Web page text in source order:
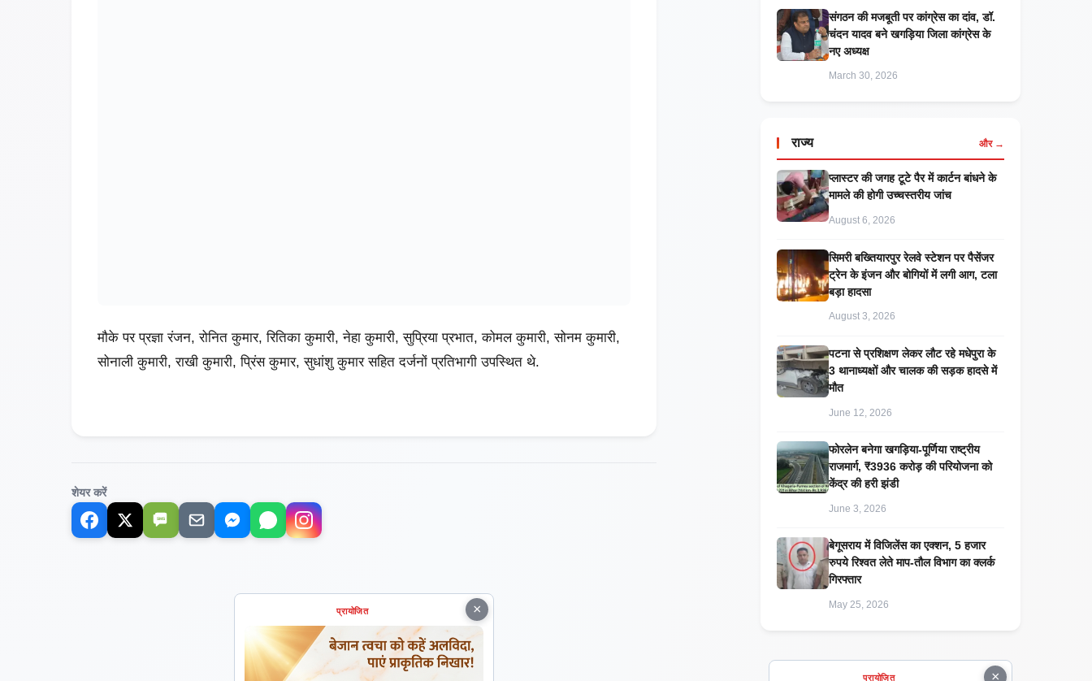
मौके पर प्रज्ञा रंजन, रोनित कुमार, रितिका कुमारी, नेहा कुमारी, सुप्रिया प्रभात, कोमल कुमारी, सोनम कुमारी,
सोनाली कुमारी, राखी कुमारी, प्रिंस कुमार, सुधांशु कुमार सहित दर्जनों प्रतिभागी उपस्थित थे.
शेयर करें
SMS
×
प्रायोजित
संगठन की मजबूती पर कांग्रेस का दांव, डॉ.
चंदन यादव बने खगड़िया जिला कांग्रेस के
नए अध्यक्ष
March 30, 2026
राज्य और →
प्लास्टर की जगह टूटे पैर में कार्टन बांधने के
मामले की होगी उच्चस्तरीय जांच
August 6, 2026
सिमरी बख्तियारपुर रेलवे स्टेशन पर पैसेंजर
ट्रेन के इंजन और बोगियों में लगी आग, टला
बड़ा हादसा
August 3, 2026
पटना से प्रशिक्षण लेकर लौट रहे मधेपुरा के
3 थानाध्यक्षों और चालक की सड़क हादसे में
मौत
June 12, 2026
​फोरलेन बनेगा खगड़िया-पूर्णिया राष्ट्रीय
राजमार्ग, ₹3936 करोड़ की परियोजना को
केंद्र की हरी झंडी
June 3, 2026
बेगूसराय में विजिलेंस का एक्शन, 5 हजार
रुपये रिश्वत लेते माप-तौल विभाग का क्लर्क
गिरफ्तार
May 25, 2026
×
प्रायोजित